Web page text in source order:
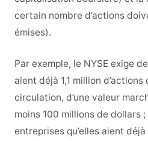
certain nombre d’actions
émises).
Par exemple, le NYSE exige
aient déjà 1,1 million
circulation, d’une valeur
moins 100 millions de dollars
entreprises qu’elles aient déjà